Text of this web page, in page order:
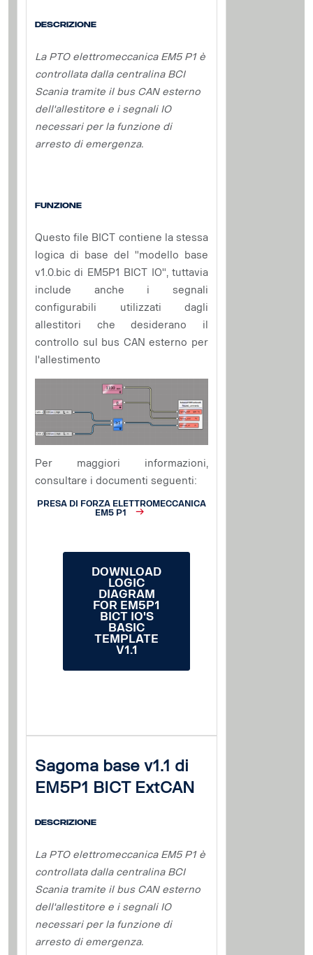
Descrizione
La PTO elettromeccanica EM5 P1 è
controllata dalla centralina BCI
Scania tramite il bus CAN esterno
dell'allestitore e i segnali IO
necessari per la funzione di
arresto di emergenza.
Funzione
Questo file BICT contiene la stessa
logica di base del "modello base
v1.0.bic di EM5P1 BICT IO", tuttavia
include anche i segnali
configurabili utilizzati dagli
allestitori che desiderano il
controllo sul bus CAN esterno per
l'allestimento
Per maggiori informazioni,
consultare i documenti seguenti:
PRESA DI FORZA ELETTROMECCANICA
EM5 P1
DOWNLOAD
LOGIC
DIAGRAM
FOR EM5P1
BICT IO'S
BASIC
TEMPLATE
V1.1
Sagoma base v1.1 di
EM5P1 BICT ExtCAN
Descrizione
La PTO elettromeccanica EM5 P1 è
controllata dalla centralina BCI
Scania tramite il bus CAN esterno
dell'allestitore e i segnali IO
necessari per la funzione di
arresto di emergenza.